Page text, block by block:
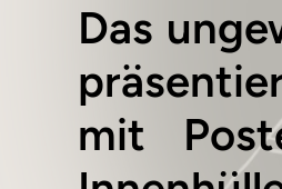
Das
mit